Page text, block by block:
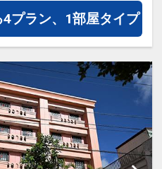
4プラン、1部屋タイプ